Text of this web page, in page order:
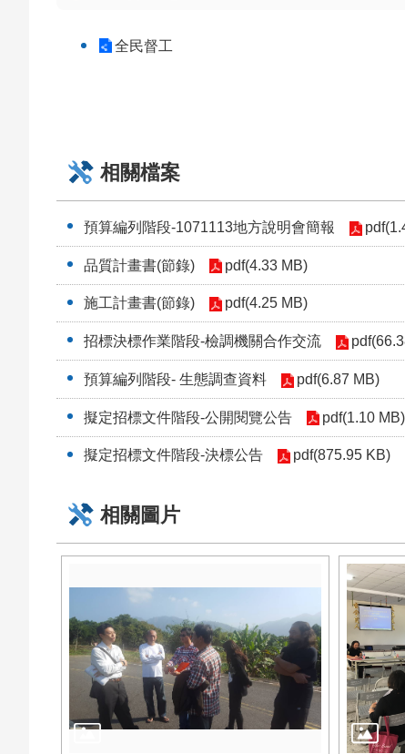
全民督工
相關檔案
預算編列階段-1071113地方說明會簡報
品質計畫書(節錄) pdf(4.33 MB)
施工計畫書(節錄) pdf(4.25 MB)
招標決標作業階段-檢調機關合作交流
預算編列階段- 生態調查資料 pdf(6.87 MB)
擬定招標文件階段-公開閱覽公告 pdf(1.10 MB)
擬定招標文件階段-決標公告 pdf(875.95 KB)
相關圖片